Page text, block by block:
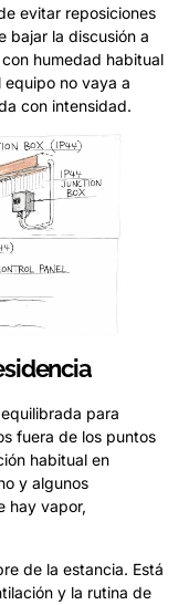
evitar reposiciones
bajar la discusión a
humedad habitual
no vaya a
con intensidad.
para
fuera de los puntos
habitual en
y algunos
hay vapor,
de la estancia. Está
y la rutina de